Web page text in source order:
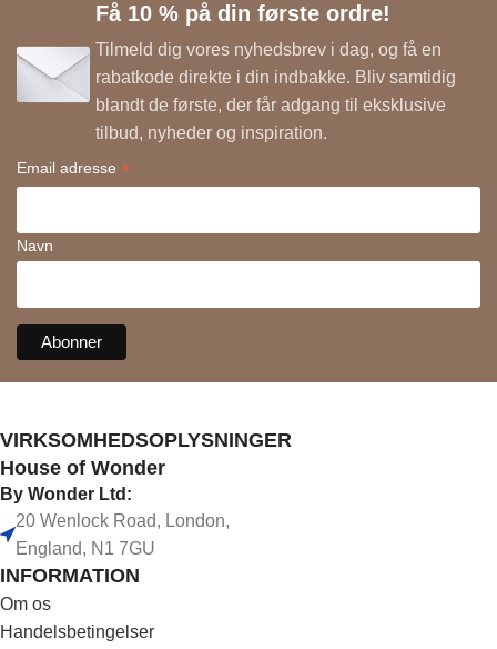
Få 10 % på din første ordre!
Tilmeld dig vores nyhedsbrev i dag, og få en
rabatkode direkte i din indbakke. Bliv samtidig
blandt de første, der får adgang til eksklusive
tilbud, nyheder og inspiration.
Email adresse *
Navn
VIRKSOMHEDSOPLYSNINGER
House of Wonder
By Wonder Ltd:
20 Wenlock Road, London,
England, N1 7GU
INFORMATION
Om os
Handelsbetingelser